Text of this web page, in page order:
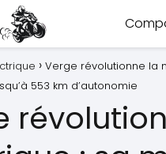
Verge révolutionne la
553 km d’autonomie